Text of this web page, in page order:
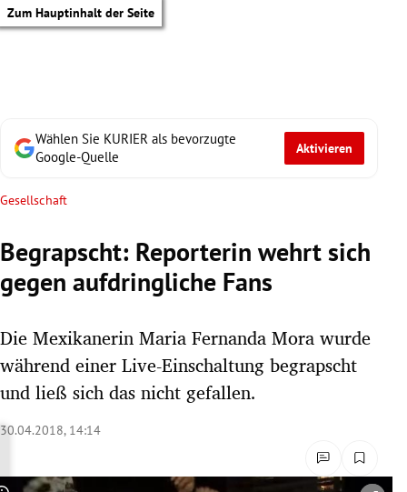
Zum Hauptinhalt der Seite
Untermenü
Untermenü
Wählen Sie KURIER als bevorzugte
Google-Quelle
Aktivieren
Gesellschaft
Begrapscht: Reporterin wehrt sich
gegen aufdringliche Fans
Die Mexikanerin Maria Fernanda Mora wurde
während einer Live-Einschaltung begrapscht
und ließ sich das nicht gefallen.
30.04.2018, 14:14